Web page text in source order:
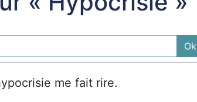
Ok
me fait rire.